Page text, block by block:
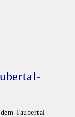
Taubertal-